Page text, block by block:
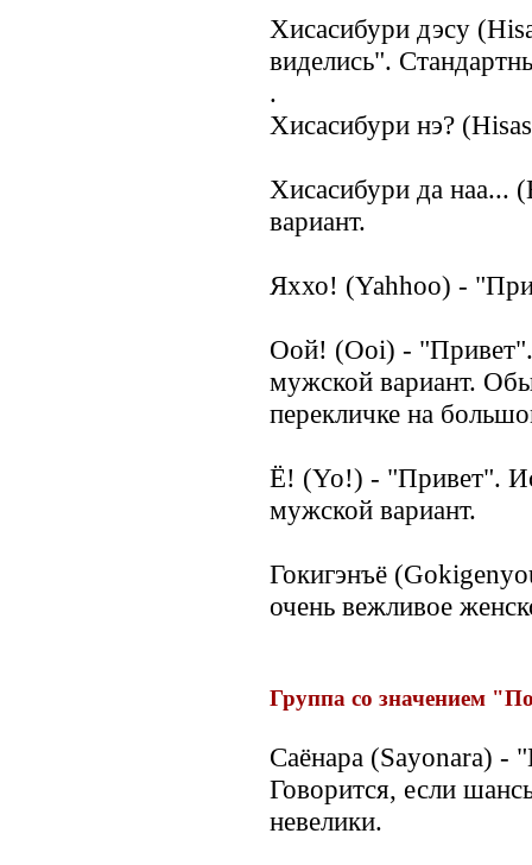
Хисасибури дэсу
виделись".
.
Хисасибури нэ?
Хисасибури да наа...
вариант.
Яххо! (Yahhoo) -
Оой! (Ooi) -
мужской вариант.
перекличке на
Ё! (Yo!) - "Привет".
мужской вариант.
Гокигэнъё
очень вежливое
Группа со значением
Саёнара (Sayonara)
Говорится, если
невелики.